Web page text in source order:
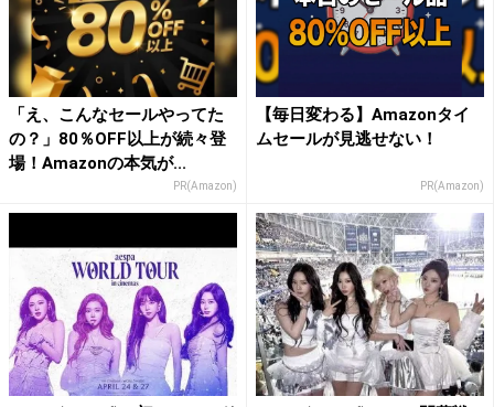
「え、こんなセールやってた
の？」80％OFF以上が続々登
場！Amazonの本気が...
PR(Amazon)
【毎日変わる】Amazonタイ
ムセールが見逃せない！
PR(Amazon)